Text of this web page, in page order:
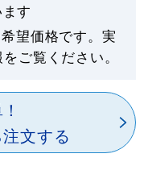
す
望価格です。実
ご覧ください。
文する